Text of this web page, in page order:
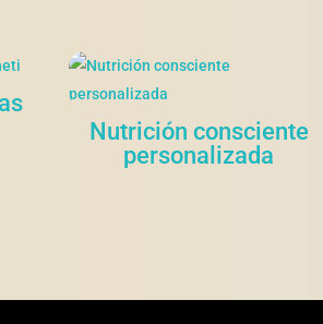
Nutrición consciente
personalizada